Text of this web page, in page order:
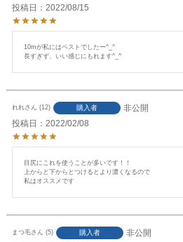
投稿日
2022/08/15
10mが私にはベストでしたー^_^
長すぎず、いい感じにもれます^_^
れれ 12 購入者
非公開
投稿日
2022/02/08
目尻にこれを使うことが多いです！！
上からと下からとつけるとより濃くなるので
私はオススメです
まつ毛 5 購入者
非公開